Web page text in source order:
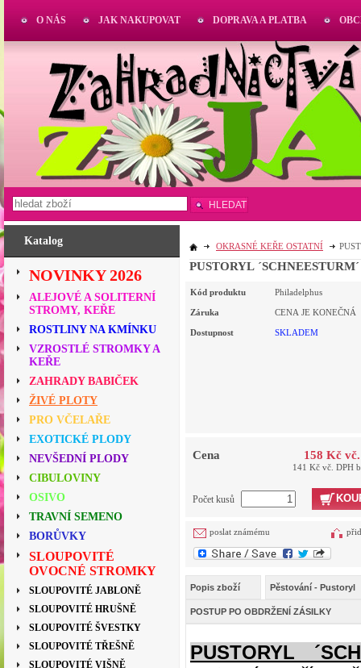
Katalog
NOVINKY 2026
ALEJOVÉ A SOLITERNÍ
STROMY, KEŘE
ROSTLINY NA KMÍNKU
VZROSTLÉ STROMKY A
KEŘE
ZAHRADY BABIČEK
ŽIVÉ PLOTY
PRO VČELAŘE
EXOTICKÉ PLODY
NEVŠEDNÍ PLODY
CIBULOVINY
OSIVO
TRAVNÍ SEMENO
BORŮVKY
SLOUPOVITÉ
OVOCNÉ STROMKY
SLOUPOVITÉ JABLONĚ
SLOUPOVITÉ HRUŠNĚ
SLOUPOVITÉ ŠVESTKY
SLOUPOVITÉ TŘEŠNĚ
SLOUPOVITÉ VIŠNĚ
OKRASNÉ KEŘE OSTATNÍ
PUSTORYL
Kód produktu Philadelphus
Záruka CENA JE KONEČNÁ
Dostupnost SKLADEM
Cena 158 Kč
141 Kč vč. DPH
Počet kusů
poslat známému
Popis zboží Pěstování - Pustoryl
POSTUP PO OBDRŽENÍ ZÁSILKY
PUSTORYL
O NÁS JAK NAKUPOVAT DOPRAVA A PLATBA
HLEDAT